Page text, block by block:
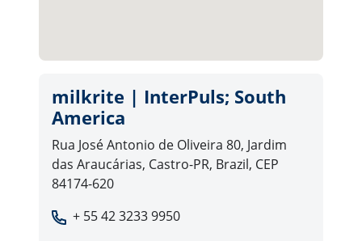
milkrite | InterPuls; South
America
Rua José Antonio de Oliveira 80, Jardim
das Araucárias, Castro-PR, Brazil, CEP
84174-620
+ 55 42 3233 9950